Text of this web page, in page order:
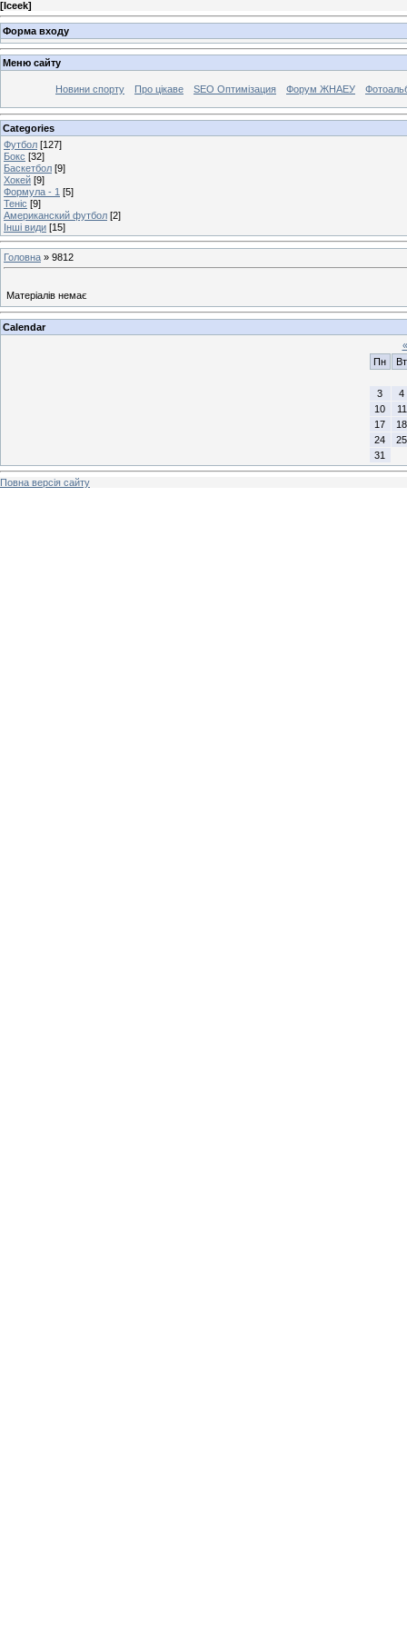
[Iceek]
Форма входу
Меню сайту
Новини спорту Про цікаве SEO Оптимізация Форум ЖНАЕУ
Categories
Футбол [127]
Бокс [32]
Баскетбол [9]
Хокей [9]
Формула - 1 [5]
Теніс [9]
Американский футбол [2]
Інші види [15]
Головна » 9812
Матеріалів немає
Calendar
«
Пн
Вт
3
4
10
11
17
18
24
25
31
Повна версія сайту